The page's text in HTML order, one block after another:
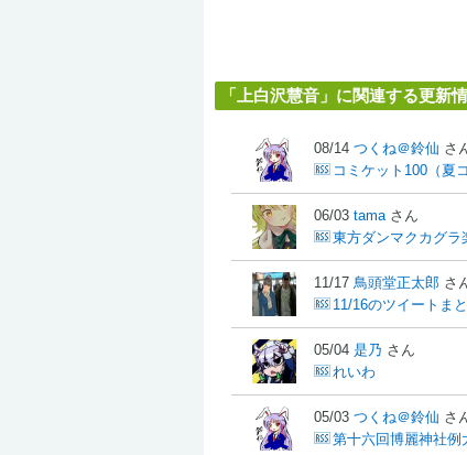
「上白沢慧音」に関連する更新
08/14 つくね＠鈴仙 さ
コミケット100（夏
06/03 tama さん
東方ダンマクカグラ
11/17 鳥頭堂正太郎 さ
11/16のツイートま
05/04 是乃 さん
れいわ
05/03 つくね＠鈴仙 さ
第十六回博麗神社例